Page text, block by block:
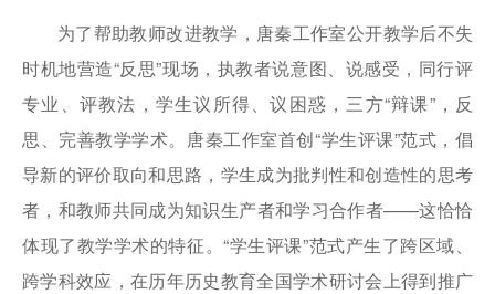
为了帮助教师改进教学，唐秦工作室公开教学后不失
时机地营造“反思”现场，执教者说意图、说感受，同行评
专业、评教法，学生议所得、议困惑，三方“辩课”，反
思、完善教学学术。唐秦工作室首创“学生评课”范式，倡
导新的评价取向和思路，学生成为批判性和创造性的思考
者，和教师共同成为知识生产者和学习合作者——这恰恰
体现了教学学术的特征。“学生评课”范式产生了跨区域、
跨学科效应，在历年历史教育全国学术研讨会上得到推广